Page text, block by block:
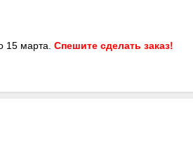
15 марта. Спешите сделать заказ!